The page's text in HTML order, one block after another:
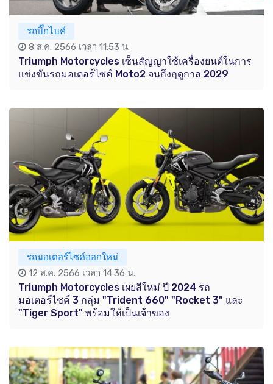
รถบิ๊กไบค์
8 ส.ค. 2566 เวลา 11:53 น.
Triumph Motorcycles เซ็นสัญญาใช้เครื่องยนต์ในการ
แข่งขันรถมอเตอร์ไซค์ Moto2 จนถึงฤดูกาล 2029
รถมอเตอร์ไซค์ออกใหม่
12 ส.ค. 2566 เวลา 14:36 น.
Triumph Motorcycles เผยสีใหม่ ปี 2024 รถ
มอเตอร์ไซค์ 3 กลุ่ม "Trident 660" "Rocket 3" และ
"Tiger Sport" พร้อมให้เป็นเจ้าของ